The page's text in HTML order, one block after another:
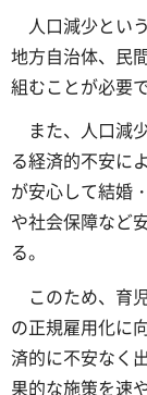
人口減少とい
地方自治体、民
組むことが必要
また、人口減
る経済的不安に
が安心して結婚
や社会保障など
る。
このため、育
の正規雇用化に
済的に不安なく
果的な施策を速